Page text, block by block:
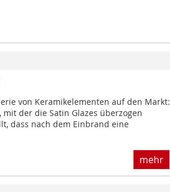
von Keramikelementen auf den Markt:
der die Satin Glazes überzogen
dass nach dem Einbrand eine
mehr